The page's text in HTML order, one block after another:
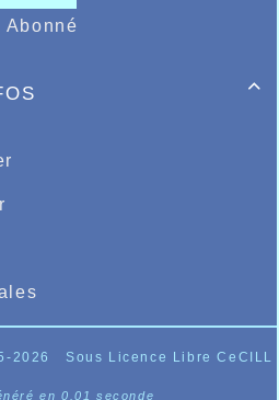
Abonné

2026 Sous Licence Libre CeCILL
en 0.01 seconde